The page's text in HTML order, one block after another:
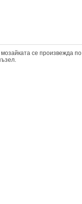
се произвежда